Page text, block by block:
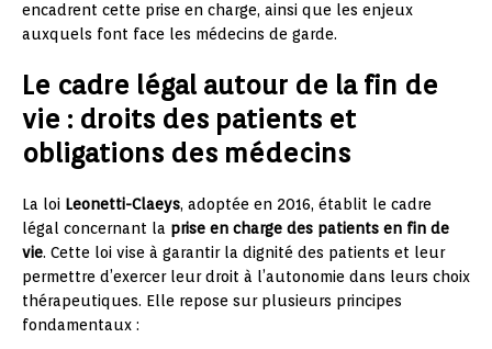
encadrent cette prise en charge, ainsi que les enjeux
auxquels font face les médecins de garde.
Le cadre légal autour de la fin de
vie : droits des patients et
obligations des médecins
La loi Leonetti-Claeys, adoptée en 2016, établit le cadre
légal concernant la prise en charge des patients en fin de
vie. Cette loi vise à garantir la dignité des patients et leur
permettre d’exercer leur droit à l’autonomie dans leurs choix
thérapeutiques. Elle repose sur plusieurs principes
fondamentaux :